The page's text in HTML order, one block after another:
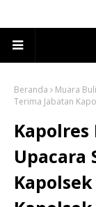
Beranda Muara
Terima Jabatan
Upacara